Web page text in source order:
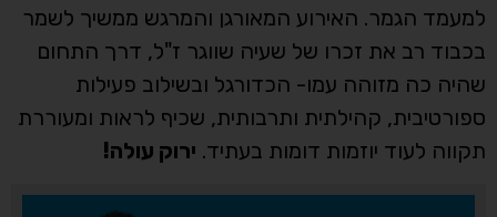
למעמד הגמר. האירוע המאורגן והמרגש ממשיך לשמר
בכבוד רב את זכרו של שעיה שווגר ז"ל, דרך התחום
שהיה כה מזוהה עמו- הכדורגל ובשילוב פעילות
ספורטיבית, קהילתית ותרבותית, שכיף לראות ומעוררת
תקווה לעוד יוזמות דומות בעתיד. ירוק עולה!